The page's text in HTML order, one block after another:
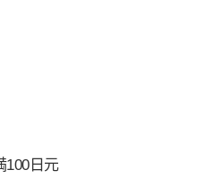
100日元